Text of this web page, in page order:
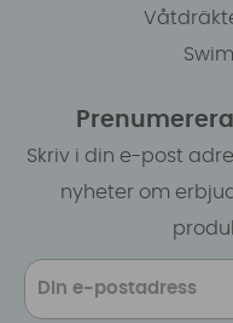
Skriv i din e-post
nyheter om